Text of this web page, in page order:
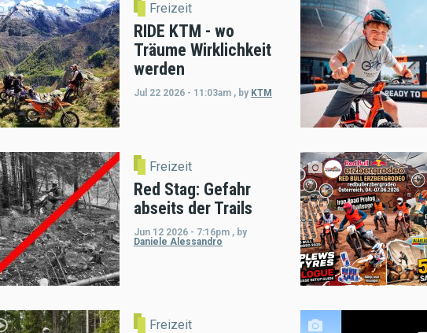
Freizeit
RIDE KTM - wo
Träume Wirklichkeit
werden
Jul 22 2026 - 11:03am , by KTM
Freizeit
Red Stag: Gefahr
abseits der Trails
Jun 12 2026 - 7:16pm , by
Daniele Alessandro
Freizeit